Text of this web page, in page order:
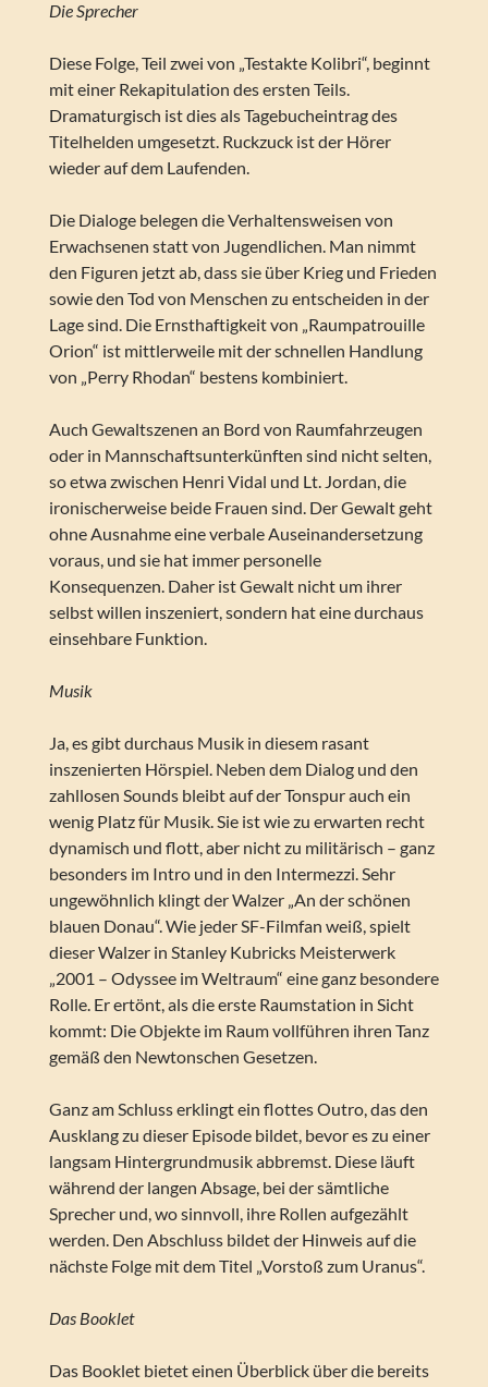
Die Sprecher
Diese Folge, Teil zwei von „Testakte Kolibri“, beginnt
mit einer Rekapitulation des ersten Teils.
Dramaturgisch ist dies als Tagebucheintrag des
Titelhelden umgesetzt. Ruckzuck ist der Hörer
wieder auf dem Laufenden.
Die Dialoge belegen die Verhaltensweisen von
Erwachsenen statt von Jugendlichen. Man nimmt
den Figuren jetzt ab, dass sie über Krieg und Frieden
sowie den Tod von Menschen zu entscheiden in der
Lage sind. Die Ernsthaftigkeit von „Raumpatrouille
Orion“ ist mittlerweile mit der schnellen Handlung
von „Perry Rhodan“ bestens kombiniert.
Auch Gewaltszenen an Bord von Raumfahrzeugen
oder in Mannschaftsunterkünften sind nicht selten,
so etwa zwischen Henri Vidal und Lt. Jordan, die
ironischerweise beide Frauen sind. Der Gewalt geht
ohne Ausnahme eine verbale Auseinandersetzung
voraus, und sie hat immer personelle
Konsequenzen. Daher ist Gewalt nicht um ihrer
selbst willen inszeniert, sondern hat eine durchaus
einsehbare Funktion.
Musik
Ja, es gibt durchaus Musik in diesem rasant
inszenierten Hörspiel. Neben dem Dialog und den
zahllosen Sounds bleibt auf der Tonspur auch ein
wenig Platz für Musik. Sie ist wie zu erwarten recht
dynamisch und flott, aber nicht zu militärisch – ganz
besonders im Intro und in den Intermezzi. Sehr
ungewöhnlich klingt der Walzer „An der schönen
blauen Donau“. Wie jeder SF-Filmfan weiß, spielt
dieser Walzer in Stanley Kubricks Meisterwerk
„2001 – Odyssee im Weltraum“ eine ganz besondere
Rolle. Er ertönt, als die erste Raumstation in Sicht
kommt: Die Objekte im Raum vollführen ihren Tanz
gemäß den Newtonschen Gesetzen.
Ganz am Schluss erklingt ein flottes Outro, das den
Ausklang zu dieser Episode bildet, bevor es zu einer
langsam Hintergrundmusik abbremst. Diese läuft
während der langen Absage, bei der sämtliche
Sprecher und, wo sinnvoll, ihre Rollen aufgezählt
werden. Den Abschluss bildet der Hinweis auf die
nächste Folge mit dem Titel „Vorstoß zum Uranus“.
Das Booklet
Das Booklet bietet einen Überblick über die bereits